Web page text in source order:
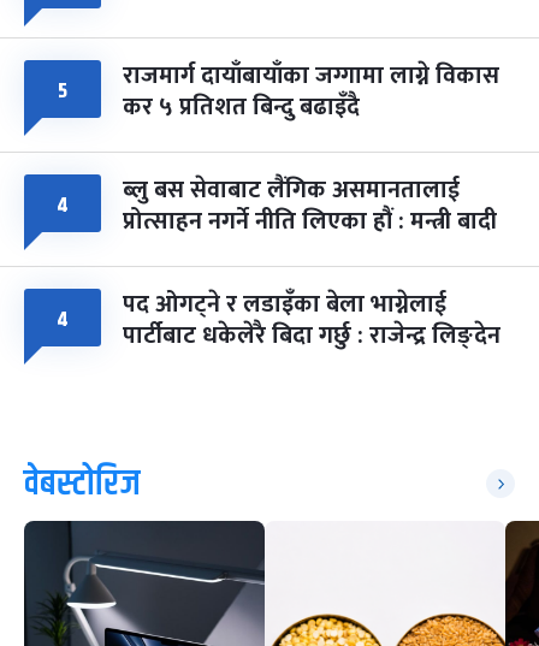
५ राजमार्ग दायाँबायाँका जग्गामा लाग्ने विकास
कर ५ प्रतिशत बिन्दु बढाइँदै
४ ब्लु बस सेवाबाट लैंगिक असमानतालाई
प्रोत्साहन नगर्ने नीति लिएका हौं : मन्त्री बादी
४ पद ओगट्ने र लडाइँका बेला भाग्नेलाई
पार्टीबाट धकेलेरै बिदा गर्छु : राजेन्द्र लिङ्देन
वेबस्टोरिज